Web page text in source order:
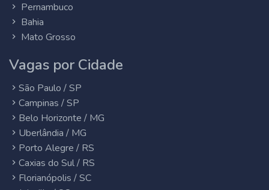
Pernambuco
Bahia
Mato Grosso
Vagas por Cidade
São Paulo / SP
Campinas / SP
Belo Horizonte / MG
Uberlândia / MG
Porto Alegre / RS
Caxias do Sul / RS
Florianópolis / SC